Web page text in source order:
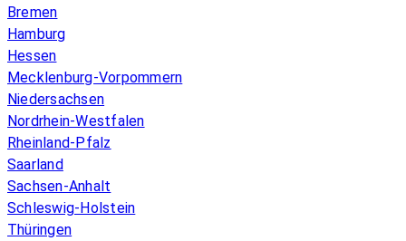
Bremen
Hamburg
Hessen
Mecklenburg-Vorpommern
Niedersachsen
Nordrhein-Westfalen
Rheinland-Pfalz
Saarland
Sachsen-Anhalt
Schleswig-Holstein
Thüringen